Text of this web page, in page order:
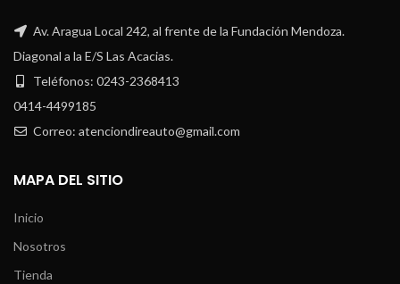
Av. Aragua Local 242, al frente de la Fundación Mendoza.
Diagonal a la E/S Las Acacias.
Teléfonos: 0243-2368413
0414-4499185
Correo: atenciondireauto@gmail.com
MAPA DEL SITIO
Inicio
Nosotros
Tienda